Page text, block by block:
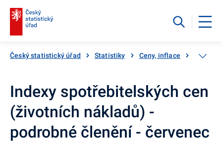
Český statistický úřad Statistiky Ceny, inflace
Indexy spotřebitelských cen
(životních nákladů) -
podrobné členění - červenec